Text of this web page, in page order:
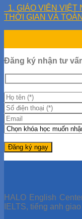
1. GIÁO VIÊN VIỆT
THỜI GIAN VÀ TOÀN
Đăng ký nhận tư
HALO English
IELTS, tiếng anh